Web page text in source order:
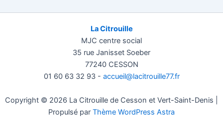
La Citrouille
MJC centre social
35 rue Janisset Soeber
77240 CESSON
01 60 63 32 93 - accueil@lacitrouille77.fr
Copyright © 2026 La Citrouille de Cesson et Vert-Saint-Denis |
Propulsé par Thème WordPress Astra